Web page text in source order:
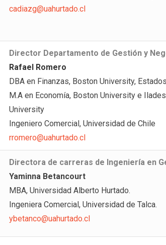
cadiazg@uahurtado.cl
Director Departamento de Gestión y
Rafael Romero
DBA en Finanzas, Boston University,
M.A en Economía, Boston University e
University
Ingeniero Comercial, Universidad de Chile
rromero@uahurtado.cl
Directora de carreras de Ingeniería en
Yaminna Betancourt
MBA, Universidad Alberto Hurtado.
Ingeniera Comercial, Universidad de Talca.
ybetanco@uahurtado.cl